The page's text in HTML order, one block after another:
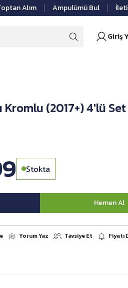
Alım Ampulümü Bul
Giriş
Kromlu (2017+) 4'lü Set
Stokta
Hemen Al